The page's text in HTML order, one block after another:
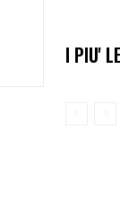
I PIU'